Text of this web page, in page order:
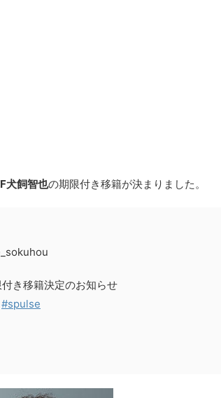
犬飼智也の期限付き移籍が決まりました。
き移籍決定のお知らせ
#spulse